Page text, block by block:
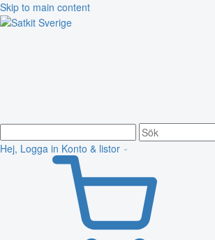
Skip to main content
Hej, Logga in Konto & listor